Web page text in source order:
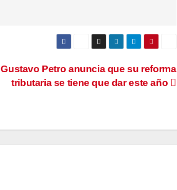
Gustavo Petro anuncia que su reforma
tributaria se tiene que dar este año